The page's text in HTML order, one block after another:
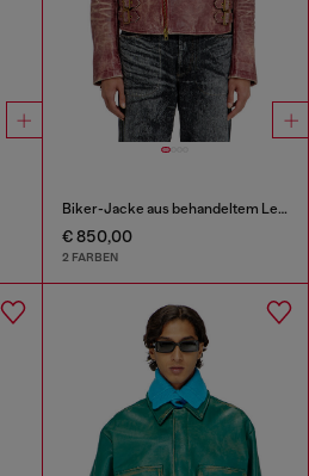
Biker-Jacke aus behandeltem Leder
€ 850,00
2 FARBEN